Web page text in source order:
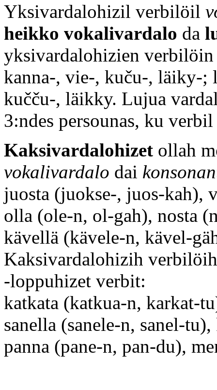
Yksivardalohizil verbilöil
heikko vokalivardalo da
yksivardalohizien
kanna-, vie-, kuču-, läiky-;
kučču-, läikky. Lujua
3:ndes persounas, ku
Kaksivardalohizet ollah
vokalivardalo dai
juosta (juokse-, juos-kah),
olla (ole-n, ol-gah), nosta
kävellä (kävele-n, kävel-
Kaksivardalohizih
-loppuhizet verbit:
katkata (katkua-n, karkat-
sanella (sanele-n, sanel-
panna (pane-n, pan-du),